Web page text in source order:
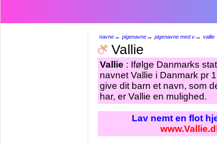
navne→ pigenavne→ pigenavne med v→ vallie
Vallie
Vallie : Ifølge Danmarks
navnet Vallie i Danmark pr
give dit barn et navn, som
har, er Vallie en mulighed.
Lav nemt en flot